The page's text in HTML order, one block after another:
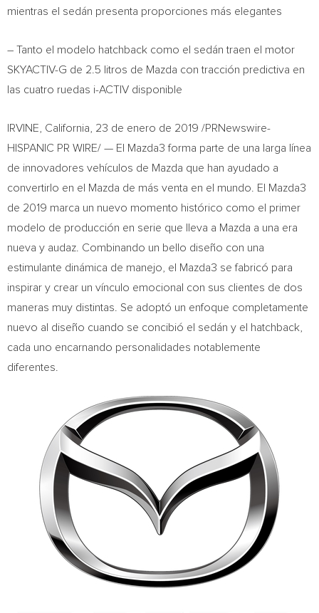
mientras el sedán presenta proporciones más elegantes
– Tanto el modelo hatchback como el sedán traen el motor
SKYACTIV-G de 2.5 litros de Mazda con tracción predictiva en
las cuatro ruedas i-ACTIV disponible
IRVINE, California , 23 de enero de 2019 /PRNewswire-
HISPANIC PR WIRE/ — El Mazda3 forma parte de una larga línea
de innovadores vehículos de Mazda que han ayudado a
convertirlo en el
Mazda de más venta en el mundo. El Mazda3
de 2019 marca un nuevo momento histórico como el primer
modelo de producción en serie que lleva a Mazda a una era
nueva y audaz. Combinando un bello diseño con una
estimulante dinámica de manejo, el Mazda3 se fabricó para
inspirar y crear un vínculo emocional con sus clientes de dos
maneras muy distintas. Se adoptó un enfoque completamente
nuevo al diseño cuando se concibió el sedán y el hatchback,
cada uno encarnando personalidades notablemente
diferentes.